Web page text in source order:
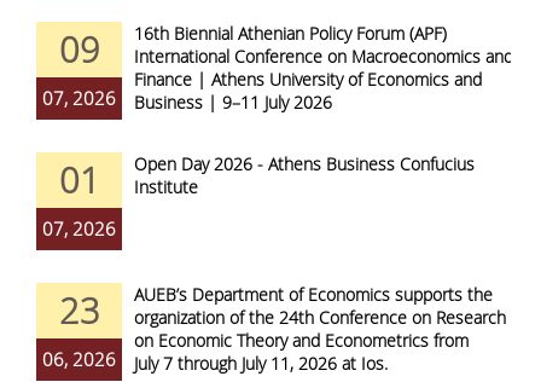
09
07, 2026
16th Biennial Athenian Policy Forum (APF)
International Conference on Macroeconomics and
Finance | Athens University of Economics and
Business | 9–11 July 2026
01
07, 2026
Open Day 2026 - Athens Business Confucius
Institute
23
06, 2026
AUEB’s Department of Economics supports the
organization of the 24th Conference on Research
on Economic Theory and Econometrics from
July 7 through July 11, 2026 at Ios.